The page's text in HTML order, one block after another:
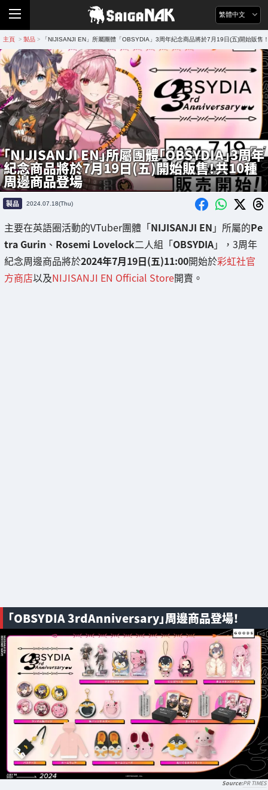
繁體中文
主頁 > 製品 > 「NIJISANJI EN」所屬團體「OBSYDIA」3周年紀念商品將於7月19日(五)開始販售
「NIJISANJI EN」所屬團體「OBSYDIA」3周年
紀念商品將於7月19日(五)開始販售！共10種
周邊商品登場
製品 2024.07.18(Thu)
主要在英語圈活動的VTuber團體「NIJISANJI EN 」所屬的Pe
tra Gurin 、 Rosemi Lovelock二人組「OBSYDIA」，3周年
紀念周邊商品將於2024年7月19日(五)11:00開始於彩虹社官
方商店以及NIJISANJI EN Official Store開賣。
「OBSYDIA 3rdAnniversary」周邊商品登場！
PR TIMES